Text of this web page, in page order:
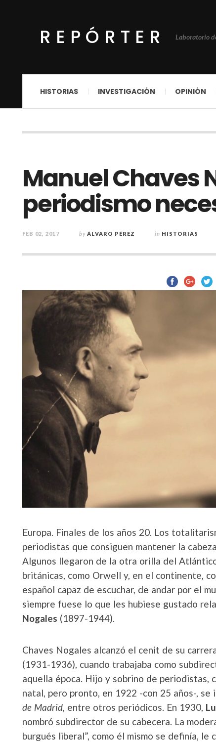
REPÓRTER Laboratorio
HISTORIAS INVESTIGACIÓN OPINIÓN
Manuel Chaves
periodismo
FEB 02, 2017 by ÁLVARO PÉREZ in HISTORIAS
Europa. Finales de los años 20. Los
periodistas que consiguen mantener la
Algunos llegaron de la otra orilla del
británicas, como Orwell y, en el continente,
español capaz de escuchar, de andar por el
siempre fuese lo que les hubiese gustado
Nogales (1897-1944).
Chaves Nogales alcanzó el cenit de su
(1931-1936), cuando trabajaba como
aquella época. Hijo y sobrino de periodistas,
natal, pero pronto, en 1922 -con 25 años-,
de Madrid, entre otros periódicos. En 1930,
nombró subdirector de su cabecera. La
burgués liberal”, como él mismo se definía,